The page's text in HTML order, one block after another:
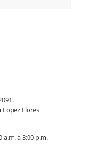
Lopez Flores
a.m. a 3:00 p.m.